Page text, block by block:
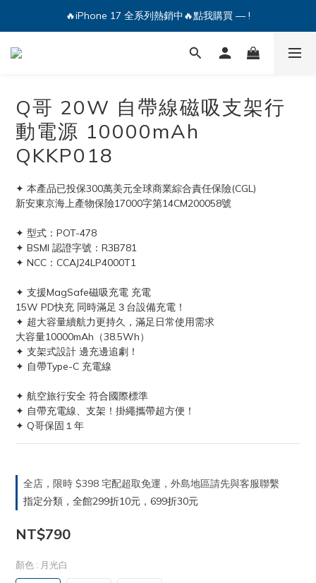
🔥iPhone 17 全系列熱銷中🔥點我購買 — !
🔥iPhone 17 全系列熱銷中🔥點我購買 — !
💕加入Q哥 Line 新好友領優惠券！🎫
Q哥 20W 自帶線磁吸支架行
動電源 10000mAh
QKKP018
✦ 本產品已投保300萬美元全球商業綜合責任保險(CGL)
新安東京海上產物保險17000字第14CM200058號
✦ 型式：POT-478
✦ BSMI 認證字號：R3B781
✦ NCC：CCAJ24LP4000T1
✦ 支援MagSafe磁吸充電 充電
15W PD快充 同時滿足３台設備充電！
✦ 超大容量續航力更持久，滿足日常使用需求
大容量10000mAh（38.5Wh）
✦ 支架式設計 邊充邊追劇！
✦ 自帶Type-C 充電線
✦ 航空旅行安全 符合國際標準
✦ 自帶充電線、支架！掛繩攜帶超方便！
✦ Q哥保固１年
全店，限時 $398 宅配超取免運，外島地區請先與客服聯繫
指定分類，全館299折10元，699折30元
NT$790
顏色 : 月光白